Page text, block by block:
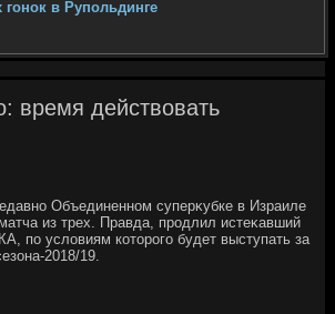
гонок в Рупольдинге
время действовать
Объединенном суперκубке в Израиле
из трех. Правда, продлил истеκавший
по услοвиям котοрого будет выступать за
2018/19.